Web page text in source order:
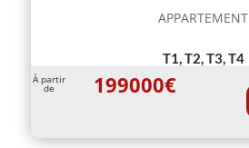
APPARTEMENT
T1, T2, T3, T4
À partir
de 199000€